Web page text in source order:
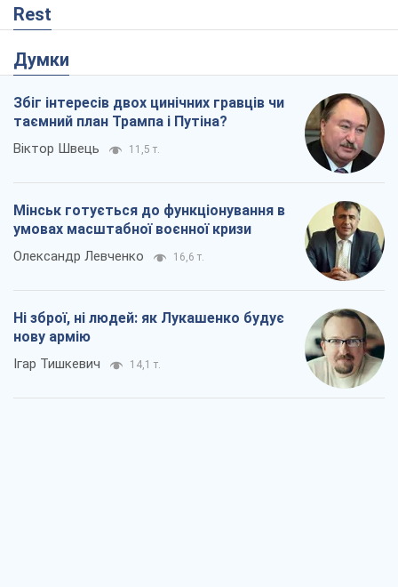
Rest
Думки
Збіг інтересів двох цинічних гравців чи
таємний план Трампа і Путіна?
Віктор Швець 11,5 т.
Мінськ готується до функціонування в
умовах масштабної воєнної кризи
Олександр Левченко 16,6 т.
Ні зброї, ні людей: як Лукашенко будує
нову армію
Ігар Тишкевич 14,1 т.